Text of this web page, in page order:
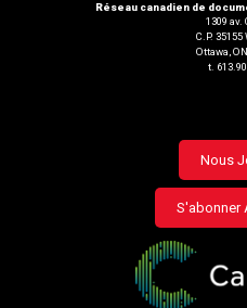
Réseau canadien de
1309 av.
C.P.
Ottawa,
t.
Footer
menu
Nous
S'abonner